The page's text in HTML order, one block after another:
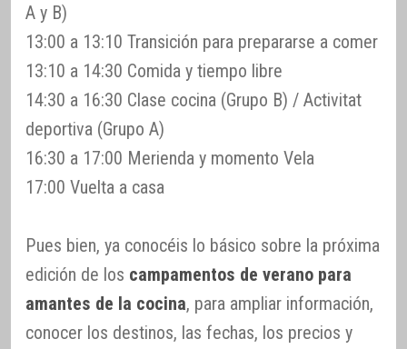
A y B)
13:00 a 13:10 Transición para prepararse a comer
13:10 a 14:30 Comida y tiempo libre
14:30 a 16:30 Clase cocina (Grupo B) / Activitat
deportiva (Grupo A)
16:30 a 17:00 Merienda y momento Vela
17:00 Vuelta a casa
Pues bien, ya conocéis lo básico sobre la próxima
edición de los campamentos de verano para
amantes de la cocina, para ampliar información,
conocer los destinos, las fechas, los precios y